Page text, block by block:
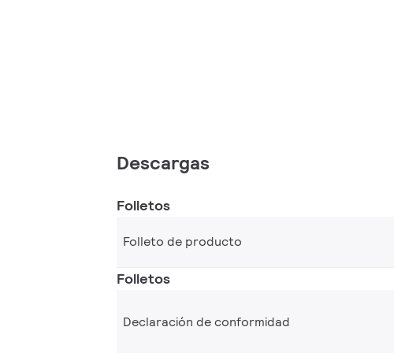
Descargas
Folletos
Folleto de producto
Folletos
Declaración de conformidad